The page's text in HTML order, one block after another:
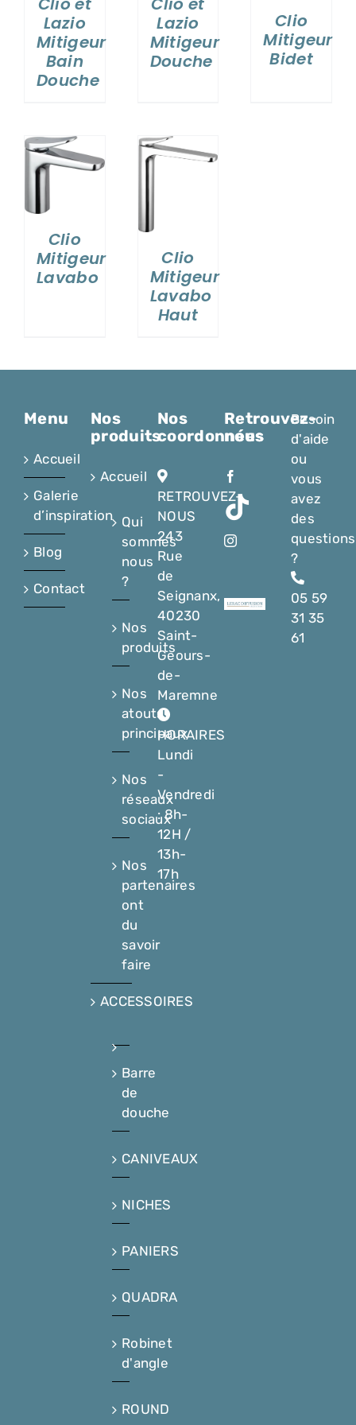
VASQUES
MIROIRS ET ECLAIRAGES
RECEVEURS DE DOUCHE
ROBINETTERIE
CONTACT
Lazio
Mitigeur
Bain
Douche
Lazio
Mitigeur
Douche
Clio
Mitigeur
Bidet
Clio
Mitigeur
Lavabo
Clio
Mitigeur
Lavabo
Haut
Menu
Accueil
Galerie
d’inspiration
Blog
Contact
Nos
produits
Accueil
Qui
sommes
nous
?
Nos
produits
Nos
atouts
principaux
Nos
réseaux
sociaux
Nos
partenaires
ont
du
savoir
faire
ACCESSOIRES
Barre
de
douche
CANIVEAUX
NICHES
PANIERS
QUADRA
Robinet
d'angle
ROUND
Nos
coordonnées
RETROUVEZ-
NOUS
243
Rue
de
Seignanx,
40230
Saint-
Geours-
de-
Maremne
HORAIRES
Lundi
-
Vendredi
: 8h-
12H /
13h-
17h
Retrouvez-
nous
Besoin
d'aide
ou
vous
avez
des
questions
?
05 59
31 35
61